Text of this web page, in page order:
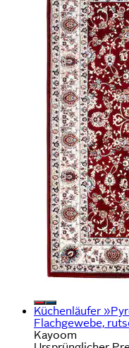
Küchenläufer
Flachgewebe,
Kayoom